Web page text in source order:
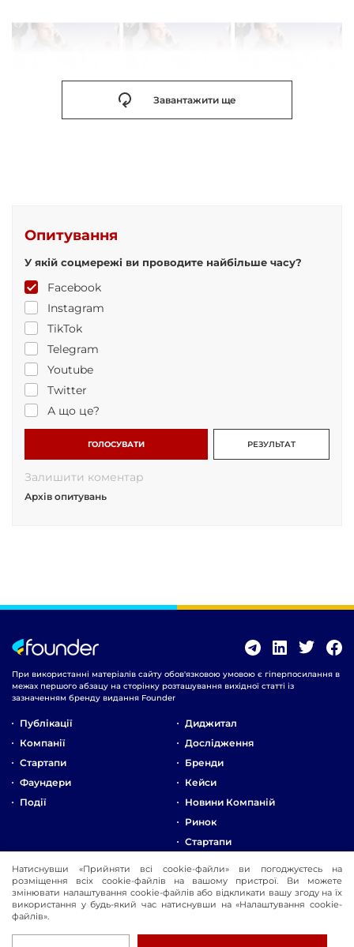
Завантажити ще
Опитування
У якій соцмережі ви проводите найбільше часу?
Facebook
Instagram
TikTok
Telegram
Youtube
Twitter
А що це?
ГОЛОСУВАТИ РЕЗУЛЬТАТ
Залишити коментар
Архів опитувань
При використанні матеріалів сайту обов'язковою умовою є гіперпосилання в
межах першого абзацу на сторінку розташування вихідної статті із
зазначенням бренду видання Founder
Публікації
Компанії
Стартапи
Фаундери
Події
Диджитал
Дослідження
Бренди
Кейси
Новини Компаній
Ринок
Стартапи
Про Компанію
Реклама
Контакти
Натиснувши «Прийняти всі cookie-файли» ви погоджуєтесь на
розміщення всіх cookie-файлів на вашому пристрої. Ви можете
змінювати налаштування cookie-файлів або відкликати вашу згоду на їх
використання у будь-який час натиснувши на «Налаштування cookie-
файлів».